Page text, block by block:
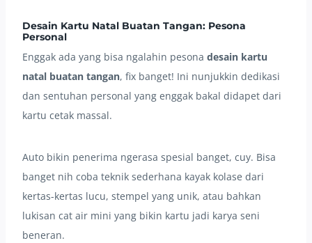
Desain Kartu Natal Buatan Tangan: Pesona
Personal
Enggak ada yang bisa ngalahin pesona desain kartu
natal buatan tangan, fix banget! Ini nunjukkin dedikasi
dan sentuhan personal yang enggak bakal didapet dari
kartu cetak massal.
Auto bikin penerima ngerasa spesial banget, cuy. Bisa
banget nih coba teknik sederhana kayak kolase dari
kertas-kertas lucu, stempel yang unik, atau bahkan
lukisan cat air mini yang bikin kartu jadi karya seni
beneran.